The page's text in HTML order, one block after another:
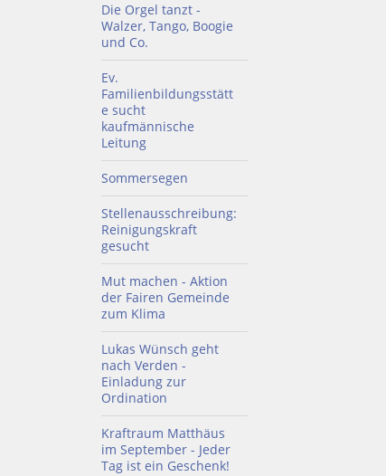
Die Orgel tanzt -
Walzer, Tango, Boogie
und Co.
Ev.
Familienbildungsstätt
e sucht
kaufmännische
Leitung
Sommersegen
Stellenausschreibung:
Reinigungskraft
gesucht
Mut machen - Aktion
der Fairen Gemeinde
zum Klima
Lukas Wünsch geht
nach Verden -
Einladung zur
Ordination
Kraftraum Matthäus
im September - Jeder
Tag ist ein Geschenk!